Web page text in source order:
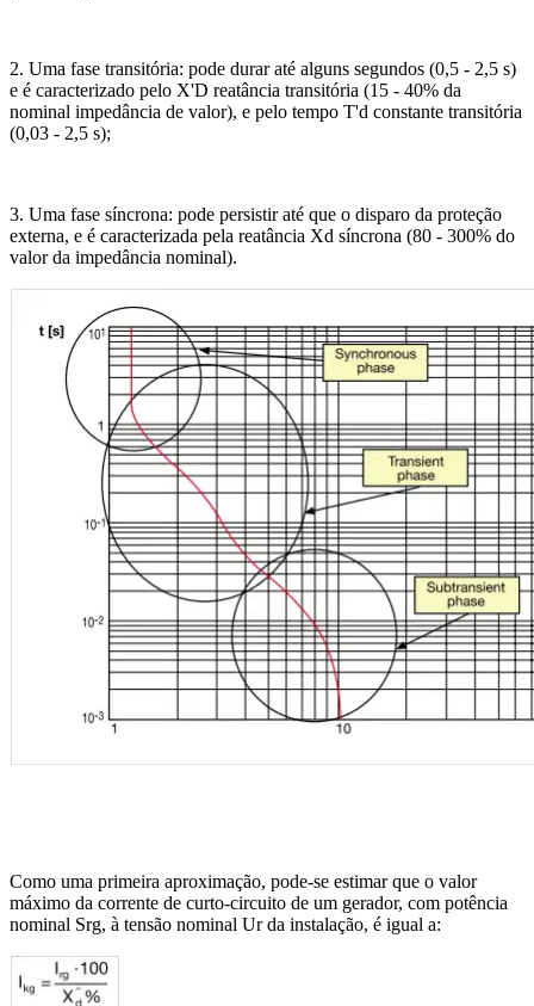
2. Uma fase transitória: pode durar até alguns segundos (0,5 - 2,5 s)
e é caracterizado pelo X'D reatância transitória (15 - 40% da
nominal impedância de valor), e pelo tempo T'd constante transitória
(0,03 - 2,5 s);
3. Uma fase síncrona: pode persistir até que o disparo da proteção
externa, e é caracterizada pela reatância Xd síncrona (80 - 300% do
valor da impedância nominal).
Como uma primeira aproximação, pode-se estimar que o valor
máximo da corrente de curto-circuito de um gerador, com potência
nominal Srg, à tensão nominal Ur da instalação, é igual a: